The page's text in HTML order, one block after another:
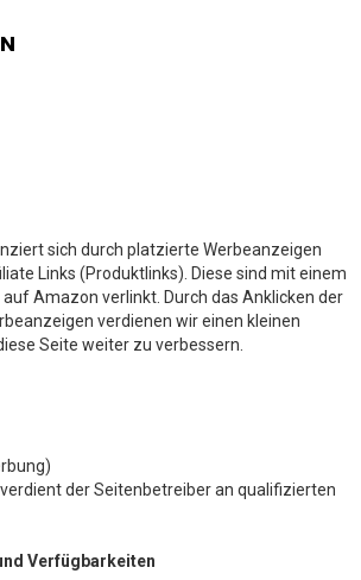
sich durch platzierte Werbeanzeigen
Links (Produktlinks). Diese sind mit einem
Amazon verlinkt. Durch das Anklicken der
verdienen wir einen kleinen
Seite weiter zu verbessern.
der Seitenbetreiber an qualifizierten
Verfügbarkeiten